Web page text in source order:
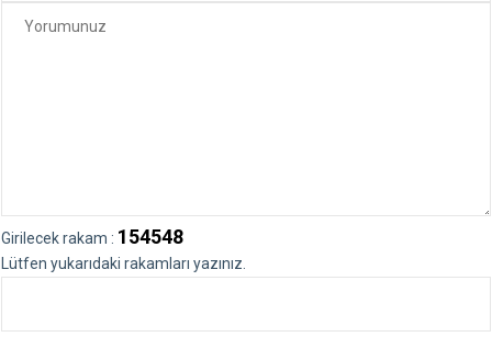
Girilecek rakam : 154548
Lütfen yukarıdaki rakamları yazınız.